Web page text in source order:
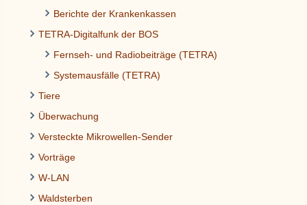
Berichte der Krankenkassen
TETRA-Digitalfunk der BOS
Fernseh- und Radiobeiträge (TETRA)
Systemausfälle (TETRA)
Tiere
Überwachung
Versteckte Mikrowellen-Sender
Vorträge
W-LAN
Waldsterben